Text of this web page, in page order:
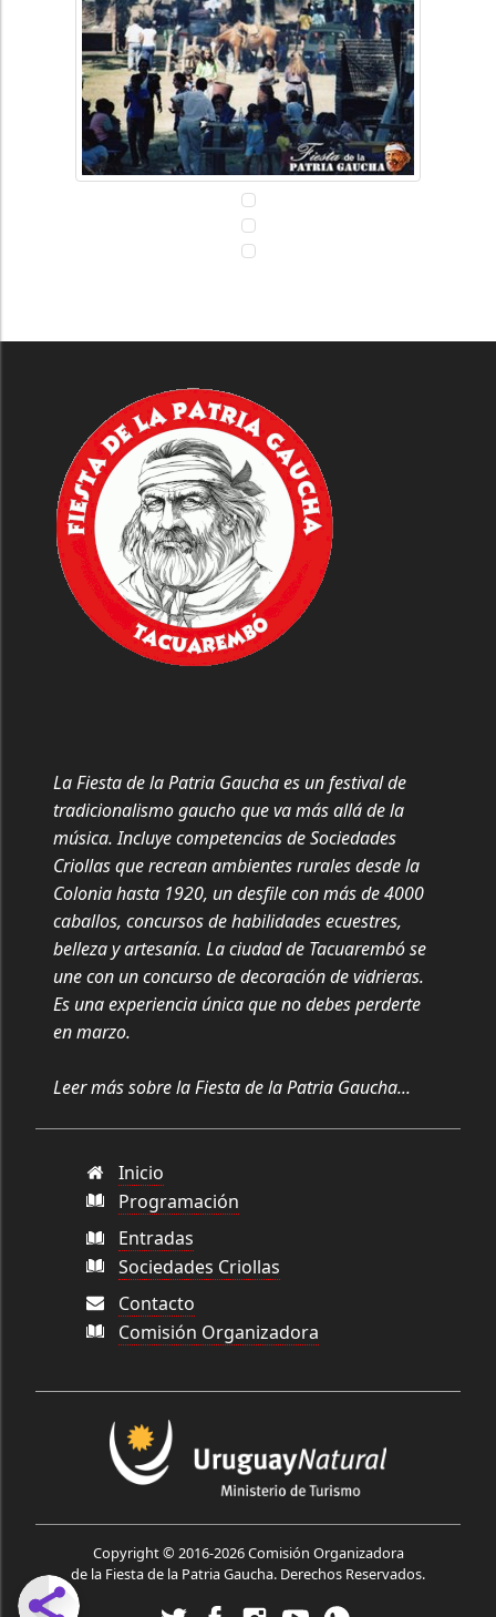
La Fiesta de la Patria Gaucha es un festival de
tradicionalismo gaucho que va más allá de la
música. Incluye competencias de Sociedades
Criollas que recrean ambientes rurales desde la
Colonia hasta 1920, un desfile con más de 4000
caballos, concursos de habilidades ecuestres,
belleza y artesanía. La ciudad de Tacuarembó se
une con un concurso de decoración de vidrieras.
Es una experiencia única que no debes perderte
en marzo.
Leer más sobre la Fiesta de la Patria Gaucha...
Inicio
Programación
Entradas
Sociedades Criollas
Contacto
Comisión Organizadora
Copyright © 2016-2026Comisión Organizadora
de la Fiesta de la Patria Gaucha. Derechos Reservados.